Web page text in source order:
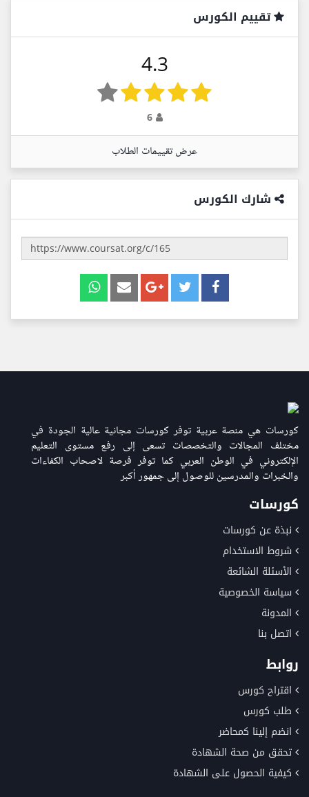
تقييم الكورس
4.3
6
عرض تقييمات الطلاب
شارك الكورس
كورسات هي منصة عربية توفر كورسات مجانية عالية الجودة في
مختلف المجالات والتخصصات تسعى إلى رفع مستوى التعليم
الإلكتروني في الوطن العربي كما توفر فرصة لاصحاب الكفاءات
والخبرات والمدرسين للوصول إلى جمهور أكبر
كورسات
نبذة عن كورسات
شروط الاستخدام
الأسئلة الشائعة
سياسة الخصوصية
المدونة
اتصل بنا
روابط
اقتراح كورس
طلب كورس
انضم إلينا كمحاضر
تحقق من صحة الشهادة
كيفية الحصول على الشهادة